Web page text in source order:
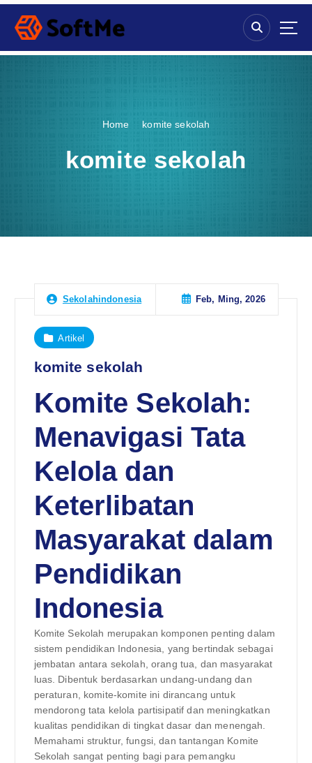
S
p
Home komite sekolah
komite sekolah
Sekolahindonesia Feb, Ming, 2026
Artikel
komite sekolah
Komite Sekolah:
Menavigasi Tata
Kelola dan
Keterlibatan
Masyarakat dalam
Pendidikan
Indonesia
Komite Sekolah merupakan komponen penting dalam
sistem pendidikan Indonesia, yang bertindak sebagai
jembatan antara sekolah, orang tua, dan masyarakat
luas. Dibentuk berdasarkan undang-undang dan
peraturan, komite-komite ini dirancang untuk
mendorong tata kelola partisipatif dan meningkatkan
kualitas pendidikan di tingkat dasar dan menengah.
Memahami struktur, fungsi, dan tantangan Komite
Sekolah sangat penting bagi para pemangku